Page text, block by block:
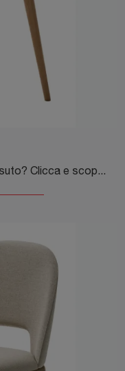
Cerchi una sedia da pranzo in tessuto? Clicca e scopri il modello Alberta di Veneta Cucine per ultimare i tuoi locali alla perfezione.